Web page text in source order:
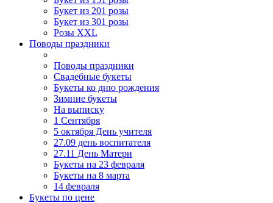
Букет из 201 розы
Букет из 301 розы
Розы XXL
Поводы праздники
Поводы праздники
Свадебные букеты
Букеты ко дню рождения
Зимние букеты
На выписку
1 Сентября
5 октября День учителя
27.09 день воспитателя
27.11 День Матери
Букеты на 23 февраля
Букеты на 8 марта
14 февраля
Букеты по цене